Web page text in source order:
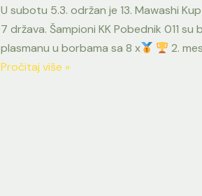
U subotu 5.3. održan je 13. Mawashi
7 država. Šampioni KK Pobednik 011
plasmanu u borbama sa 8 x
2.
MB
Pročitaj više »